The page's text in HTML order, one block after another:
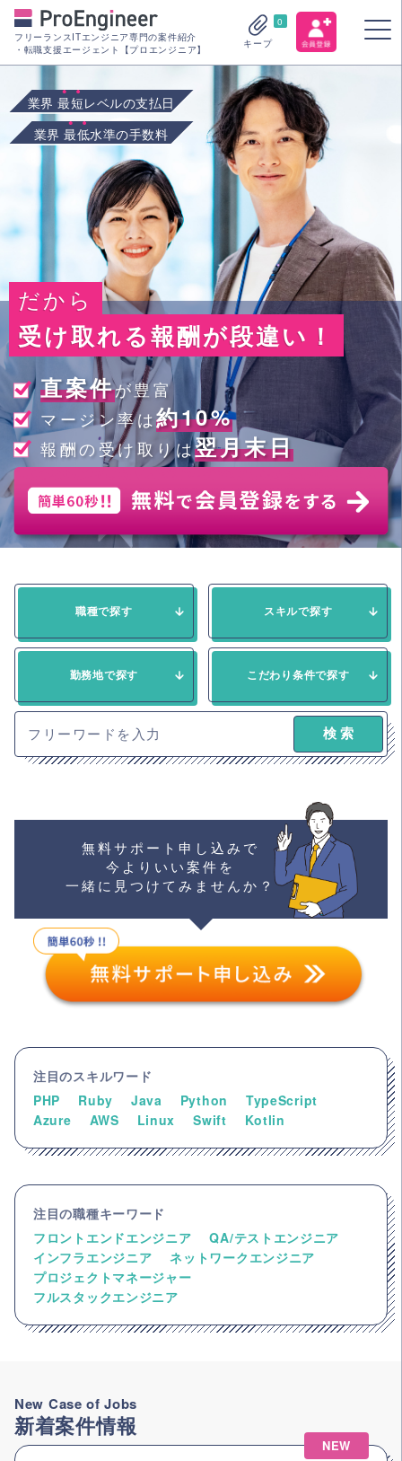
フリーランスITエンジニア専門の案件紹介
・転職支援エージェント【プロエンジニア】
0
キープ
業界最短レベルの支払日
業界最低水準の手数料
だから
受け取れる報酬が段違い！
直案件が豊富
マージン率は約10%
報酬の受け取りは翌月末日
職種で探す スキルで探す
勤務地で探す こだわり条件で探す
無料サポート申し込みで
今よりいい案件を
一緒に見つけてみませんか？
注目のスキルワード
PHP
Ruby Java Python
TypeScript
Azure
AWS Linux Swift Kotlin
注目の職種キーワード
フロントエンドエンジニア
QA/テストエンジニア
インフラエンジニア
ネットワークエンジニア
プロジェクトマネージャー
フルスタックエンジニア
New Case of Jobs
新着案件情報
NEW